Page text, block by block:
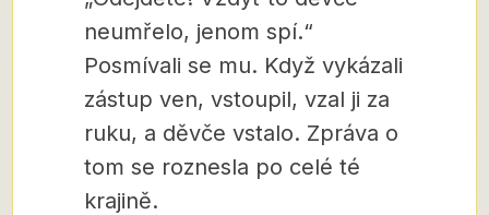
neumřelo, jenom spí.“
Posmívali se mu. Když vykázali
zástup ven, vstoupil, vzal ji za
ruku, a děvče vstalo. Zpráva o
tom se roznesla po celé té
krajině.